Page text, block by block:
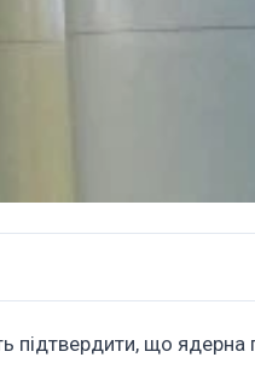
підтвердити, що ядерна